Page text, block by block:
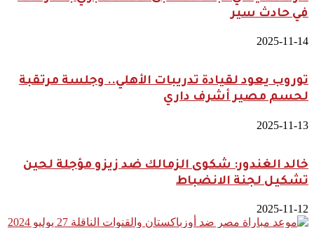
في حادث سير
2025-11-14
توروب يعود لقيادة تدريبات الأهلي.. وجلسة مرتقبة
لحسم مصير أشرف داري
2025-11-13
خالد الغندور: شكوى الزمالك ضد زيزو مؤجلة لحين
تشكيل لجنة الانضباط
2025-11-12